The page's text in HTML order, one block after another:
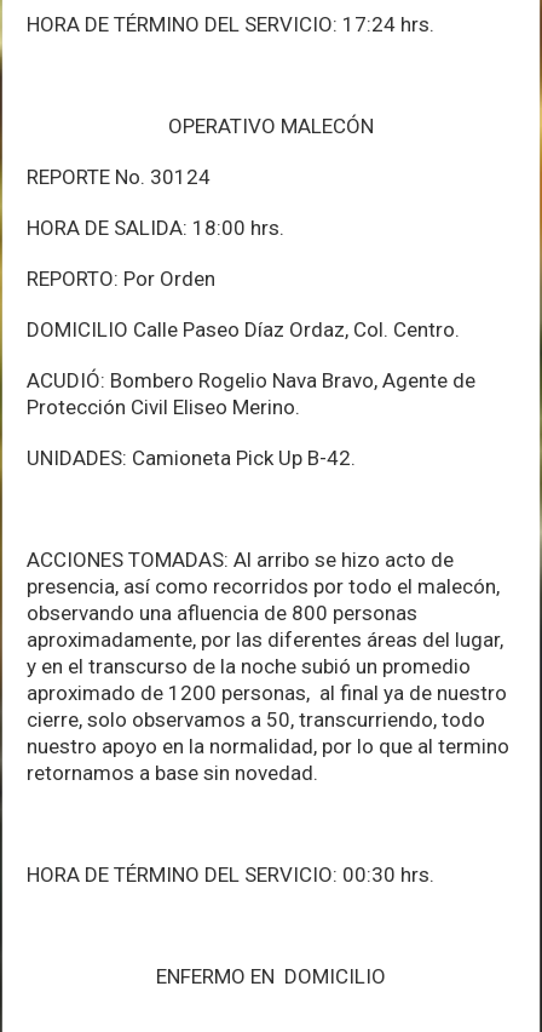
HORA DE TÉRMINO DEL SERVICIO: 17:24 hrs.
OPERATIVO MALECÓN
REPORTE No. 30124
HORA DE SALIDA: 18:00 hrs.
REPORTO: Por Orden
DOMICILIO Calle Paseo Díaz Ordaz, Col. Centro.
ACUDIÓ: Bombero Rogelio Nava Bravo, Agente de
Protección Civil Eliseo Merino.
UNIDADES: Camioneta Pick Up B-42.
ACCIONES TOMADAS: Al arribo se hizo acto de
presencia, así como recorridos por todo el malecón,
observando una afluencia de 800 personas
aproximadamente, por las diferentes áreas del lugar,
y en el transcurso de la noche subió un promedio
aproximado de 1200 personas, al final ya de nuestro
cierre, solo observamos a 50, transcurriendo, todo
nuestro apoyo en la normalidad, por lo que al termino
retornamos a base sin novedad.
HORA DE TÉRMINO DEL SERVICIO: 00:30 hrs.
ENFERMO EN DOMICILIO